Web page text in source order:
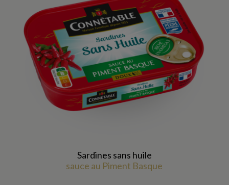
Sardines sans huile
sauce au Piment Basque